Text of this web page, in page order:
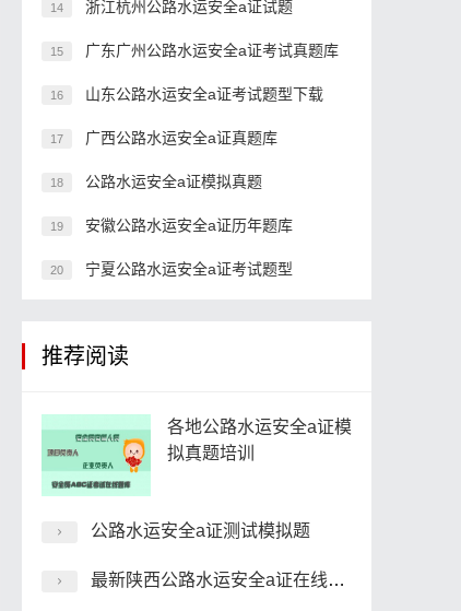
14 浙江杭州公路水运安全a证试题
15 广东广州公路水运安全a证考试真题库
16 山东公路水运安全a证考试题型下载
17 广西公路水运安全a证真题库
18 公路水运安全a证模拟真题
19 安徽公路水运安全a证历年题库
20 宁夏公路水运安全a证考试题型
推荐阅读
各地公路水运安全a证模
拟真题培训
公路水运安全a证测试模拟题
最新陕西公路水运安全a证在线模拟考试真题手机学习版